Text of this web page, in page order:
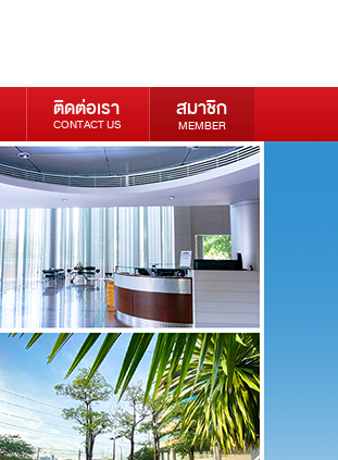
ติดต่อเรา
CONTACT US
สมาชิก
MEMBER